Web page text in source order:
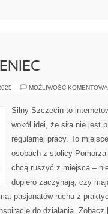
MOŻLIWOŚĆ
Silny Szczecin to
wokół idei, że siła nie jest
regularnej pracy. To
osobach z stolicy
chcą ruszyć z miejsca –
dopiero zaczynają, czy
pasjonatów ruchu z
do działania.